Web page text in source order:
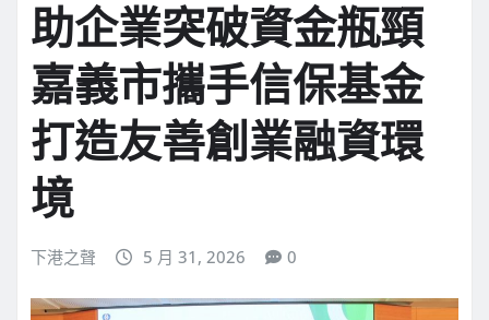
助企業突破資金瓶頸
嘉義市攜手信保基金
打造友善創業融資環
境
下港之聲 5 月 31, 2026 0